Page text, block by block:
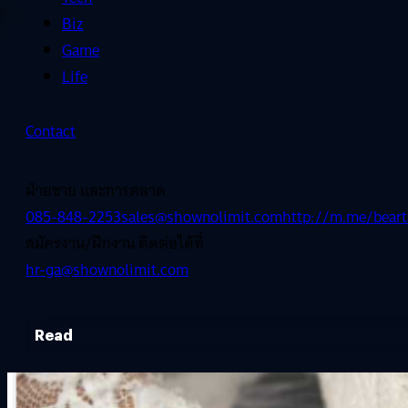
Biz
Game
Life
Contact
ฝ่ายขาย และการตลาด
085-848-2253sales@shownolimit.comhttp://m.me/
สมัครงาน/ฝึกงาน ติดต่อได้ที่
hr-ga@shownolimit.com
Read